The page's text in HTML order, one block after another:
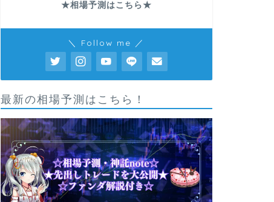
★相場予測はこちら★
＼ Follow me ／
最新の相場予測はこちら！